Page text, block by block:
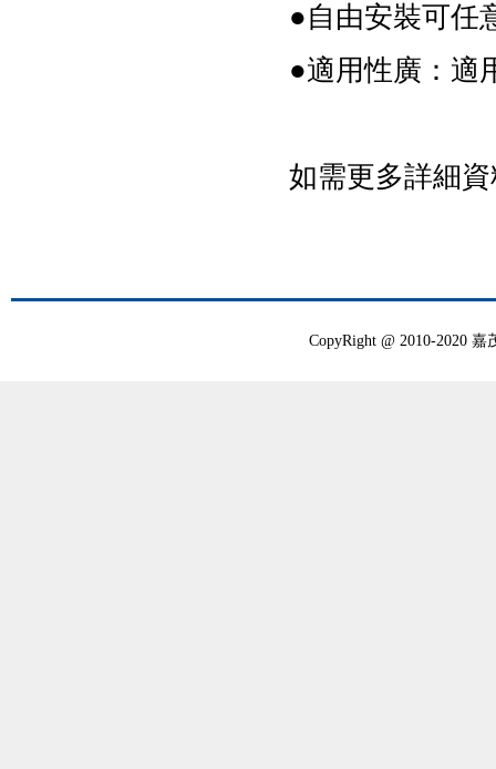
●自由安裝可任
●適用性廣：適
如需更多詳細
CopyRight @ 2010-2020